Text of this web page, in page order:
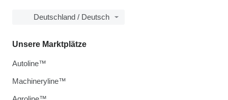
Deutschland / Deutsch
Unsere Marktplätze
Autoline™
Machineryline™